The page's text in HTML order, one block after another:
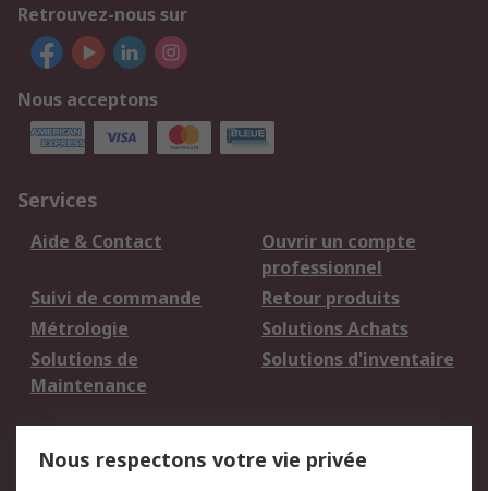
Retrouvez-nous sur
Nous acceptons
Services
Aide & Contact
Ouvrir un compte
professionnel
Suivi de commande
Retour produits
Métrologie
Solutions Achats
Solutions de
Maintenance
Solutions d'inventaire
Nous respectons votre vie privée